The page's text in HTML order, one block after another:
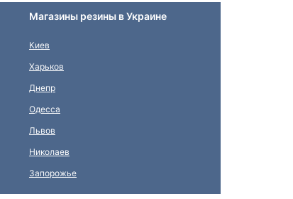
Магазины резины в Украине
Киев
Харьков
Днепр
Одесса
Львов
Николаев
Запорожье